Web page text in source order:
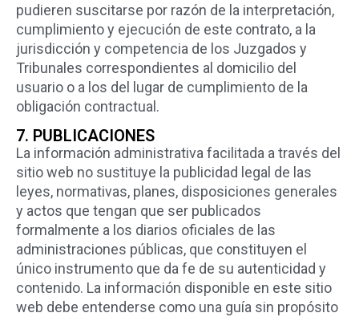
pudieren suscitarse por razón de la interpretación,
cumplimiento y ejecución de este contrato, a la
jurisdicción y competencia de los Juzgados y
Tribunales correspondientes al domicilio del
usuario o a los del lugar de cumplimiento de la
obligación contractual.
7. PUBLICACIONES
La información administrativa facilitada a través del
sitio web no sustituye la publicidad legal de las
leyes, normativas, planes, disposiciones generales
y actos que tengan que ser publicados
formalmente a los diarios oficiales de las
administraciones públicas, que constituyen el
único instrumento que da fe de su autenticidad y
contenido. La información disponible en este sitio
web debe entenderse como una guía sin propósito